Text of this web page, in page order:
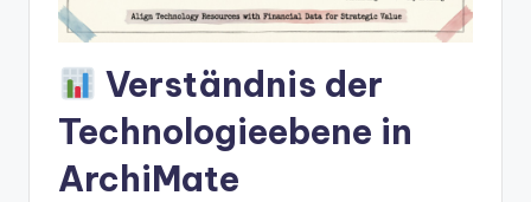
Verständnis der
Technologieebene in
ArchiMate